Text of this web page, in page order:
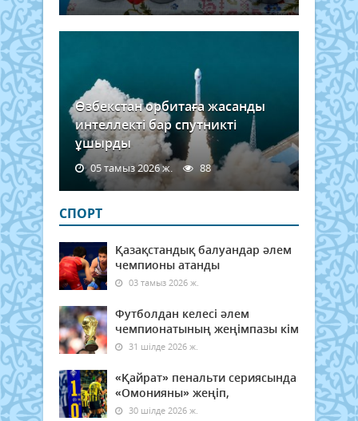
Өзбекстан орбитаға жасанды
интеллекті бар спутникті
ұшырды
05 тамыз 2026 ж. 88
СПОРТ
Қазақстандық балуандар әлем
чемпионы атанды
03 тамыз 2026 ж.
Футболдан келесі әлем
чемпионатының жеңімпазы кім
31 шілде 2026 ж.
«Қайрат» пенальти сериясында
«Омонияны» жеңіп,
30 шілде 2026 ж.